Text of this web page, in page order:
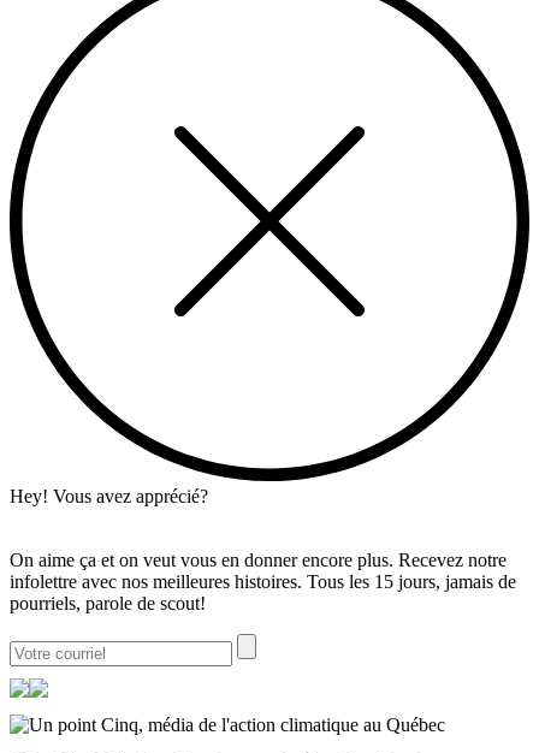
Hey! Vous avez apprécié?
On aime ça et on veut vous en donner encore plus. Recevez notre
infolettre avec nos meilleures histoires. Tous les 15 jours, jamais de
pourriels, parole de scout!